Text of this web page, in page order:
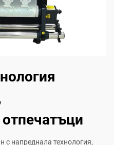
с напреднала технология,